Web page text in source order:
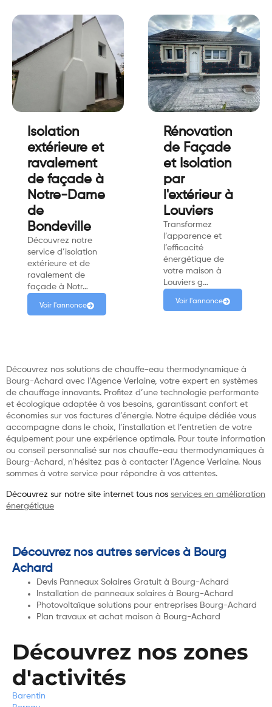
Isolation
extérieure et
ravalement
de façade à
Notre-Dame
de
Bondeville
Découvrez notre
service d’isolation
extérieure et de
ravalement de
façade à Notr…
Voir l'annonce
Rénovation
de Façade
et Isolation
par
l'extérieur à
Louviers
Transformez
l’apparence et
l’efficacité
énergétique de
votre maison à
Louviers g…
Voir l'annonce
Découvrez nos solutions de chauffe-eau thermodynamique à
Bourg-Achard avec l’Agence Verlaine, votre expert en systèmes
de chauffage innovants. Profitez d’une technologie performante
et écologique adaptée à vos besoins, garantissant confort et
économies sur vos factures d’énergie. Notre équipe dédiée vous
accompagne dans le choix, l’installation et l’entretien de votre
équipement pour une expérience optimale. Pour toute information
ou conseil personnalisé sur nos chauffe-eau thermodynamiques à
Bourg-Achard, n’hésitez pas à contacter l’Agence Verlaine. Nous
sommes à votre service pour répondre à vos attentes.
Découvrez sur notre site internet tous nos services en amélioration
énergétique
Découvrez nos autres services à Bourg
Achard
Devis Panneaux Solaires Gratuit à Bourg-Achard
Installation de panneaux solaires à Bourg-Achard
Photovoltaïque solutions pour entreprises Bourg-Achard
Plan travaux et achat maison à Bourg-Achard
Découvrez nos zones
d'activités
Barentin